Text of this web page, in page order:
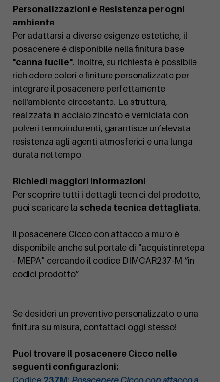
Personalizzazioni e Resistenza per ogni
ambiente
Per adattarsi a diverse esigenze estetiche, il
posacenere è disponibile nella finitura base
"canna fucile". Inoltre, su richiesta è possibile
richiedere colori e finiture personalizzate per
integrare il posacenere perfettamente
nell'ambiente circostante. La struttura,
realizzata in acciaio zincato e verniciata con
polveri termoindurenti, garantisce un’elevata
resistenza agli agenti atmosferici e una lunga
durata nel tempo.
Richiedi maggiori informazioni
Per scoprire tutti i dettagli tecnici del prodotto,
puoi scaricare la scheda tecnica dettagliata.
Il posacenere Cicco con attacco a muro è
disponibile anche sul portale di "acquistinretepa
- MEPA" cercando il codice DIMCAR237-M “in
codici prodotto”
Se desideri un preventivo personalizzato o una
finitura su misura, contattaci oggi stesso!
Puoi trovare il posacenere Cicco nelle
seguenti configurazioni:
Codice 237M: Posacenere Cicco con attacco a